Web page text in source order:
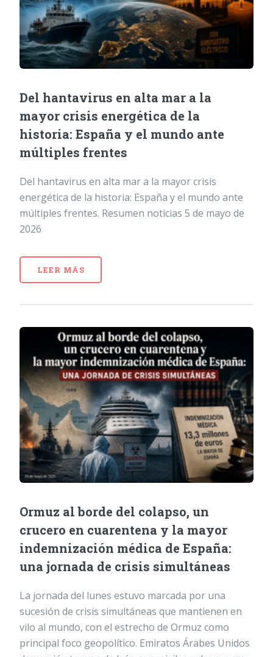
Del hantavirus en alta mar a la
mayor crisis energética de la
historia: España y el mundo ante
múltiples frentes
Del hantavirus en alta mar a la mayor crisis
energética de la historia: España y el mundo ante
múltiples frentes. Resumen noticias 5 de mayo de
2026
LEER MÁS
Ormuz al borde del colapso, un
crucero en cuarentena y la mayor
indemnización médica de España:
una jornada de crisis simultáneas
La jornada del lunes estuvo marcada por una
sucesión de crisis simultáneas que mantienen en
vilo al mundo, con el estrecho de Ormuz como
principal foco geopolítico. Emiratos Árabes Unidos